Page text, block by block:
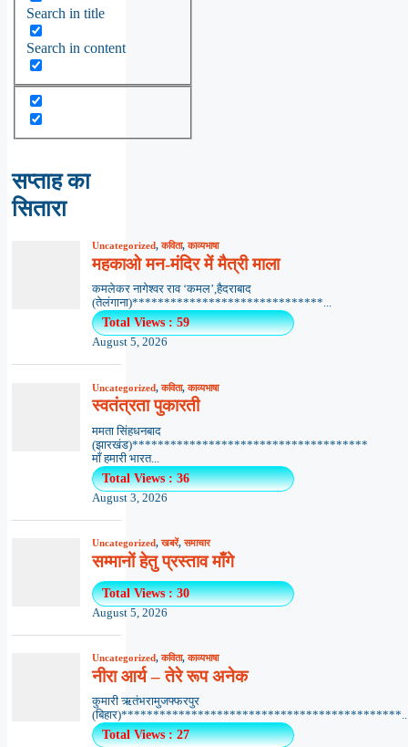
Search in title
Search in content
सप्ताह का
सितारा
Uncategorized,कविता,काव्यभाषा
महकाओ मन-मंदिर में मैत्री माला
कमलेकर नागेश्वर राव ‘कमल’,हैदराबाद
(तेलंगाना)******************************...
Total Views : 59
August 5, 2026
Uncategorized,कविता,काव्यभाषा
स्वतंत्रता पुकारती
ममता सिंहधनबाद
(झारखंड)*************************************
माँ हमारी भारत...
Total Views : 36
August 3, 2026
Uncategorized,खबरें,समाचार
सम्मानों हेतु प्रस्ताव माँगे
Total Views : 30
August 5, 2026
Uncategorized,कविता,काव्यभाषा
नीरा आर्य – तेरे रूप अनेक
कुमारी ऋतंभरामुजफ्फरपुर
Total Views : 27